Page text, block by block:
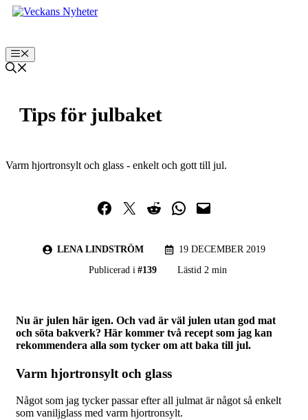
Hoppa
Meny
Tips för julbaket
Varm hjortronsylt och glass - enkelt och gott till jul.
Dela på Facebook
Dela på TwitterDela på RedditDela i WhatsApp
Maila en länk
LENA LINDSTRÖM
19 DECEMBER 2019
Publicerad i #139 Lästid 2 min
Nu är julen här igen. Och vad är väl julen utan god mat
och söta bakverk? Här kommer två recept som jag kan
rekommendera alla som tycker om att baka till jul.
Varm hjortronsylt och glass
Något som jag tycker passar efter all julmat är något så enkelt
som vaniljglass med varm hjortronsylt.